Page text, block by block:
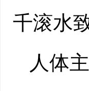
千滚水
人体